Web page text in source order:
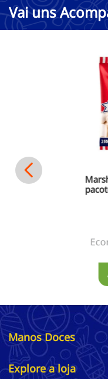
Vai uns
Manos Doces
Explore a loja